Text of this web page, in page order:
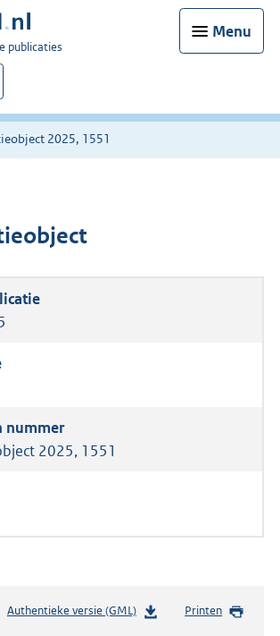
Menu
publicaties
2025, 1551
2025, 1551
Authentieke versie (GML)b
Printen